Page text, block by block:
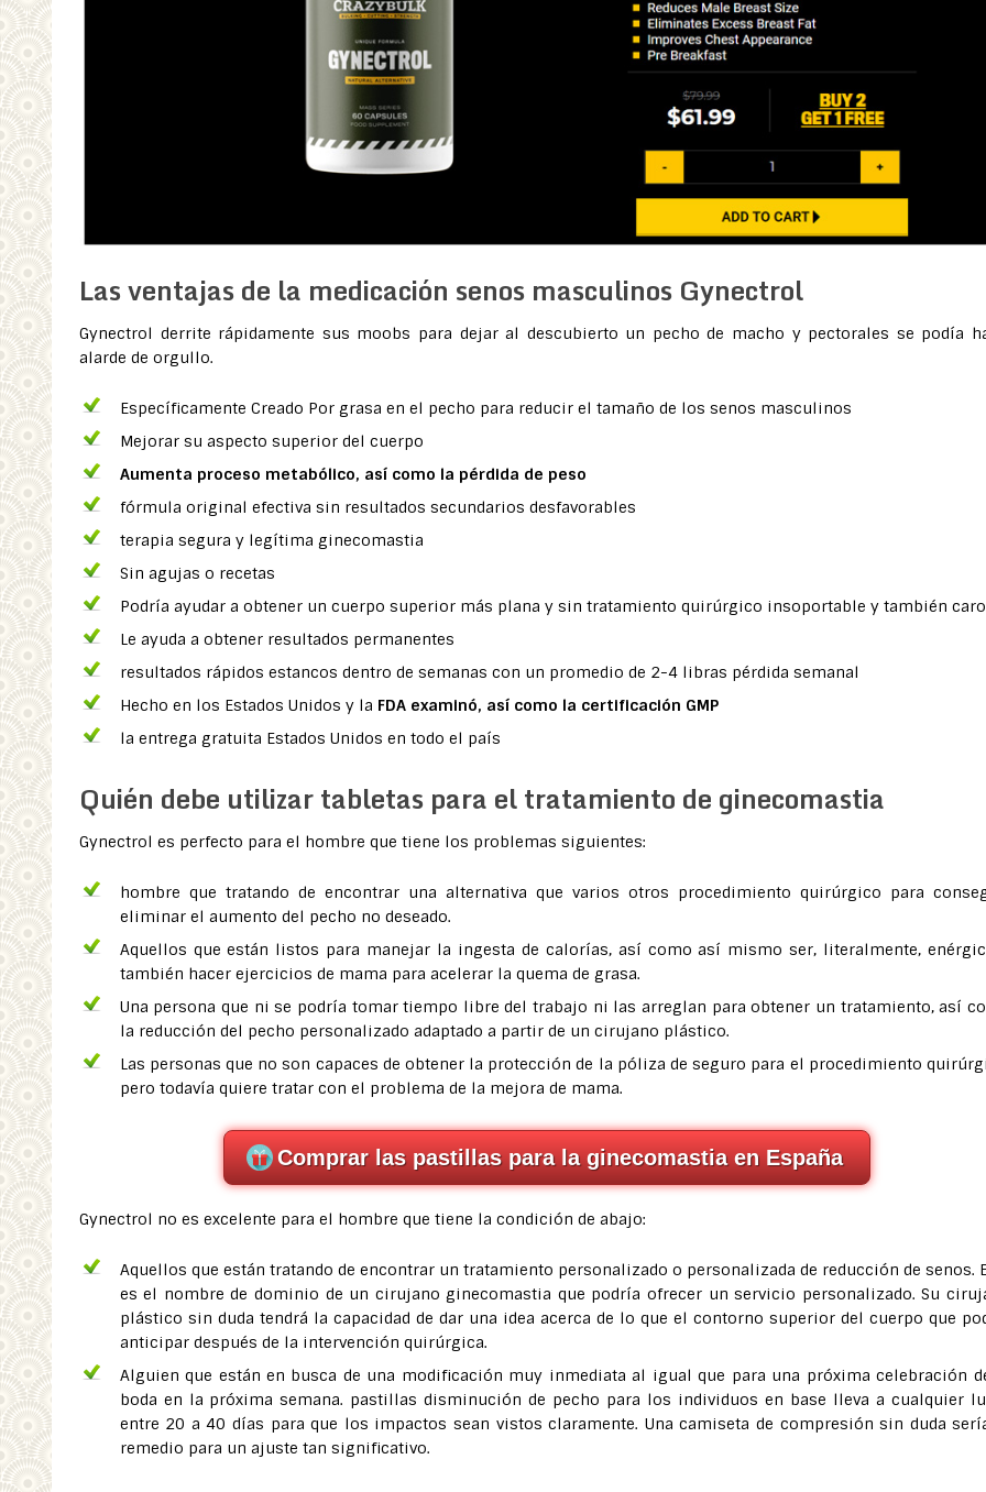
Las ventajas de la medicación senos masculinos Gynectrol
Gynectrol derrite rápidamente sus moobs para dejar al descubierto un pecho de macho y pectorales se podía
alarde de orgullo.
Específicamente Creado Por grasa en el pecho para reducir el tamaño de los senos masculinos
Mejorar su aspecto superior del cuerpo
Aumenta proceso metabólico, así como la pérdida de peso
fórmula original efectiva sin resultados secundarios desfavorables
terapia segura y legítima ginecomastia
Sin agujas o recetas
Podría ayudar a obtener un cuerpo superior más plana y sin tratamiento quirúrgico insoportable y también caro
Le ayuda a obtener resultados permanentes
resultados rápidos estancos dentro de semanas con un promedio de 2-4 libras pérdida semanal
Hecho en los Estados Unidos y la FDA examinó, así como la certificación GMP
la entrega gratuita Estados Unidos en todo el país
Quién debe utilizar tabletas para el tratamiento de ginecomastia
Gynectrol es perfecto para el hombre que tiene los problemas siguientes:
hombre que tratando de encontrar una alternativa que varios otros procedimiento quirúrgico para
eliminar el aumento del pecho no deseado.
Aquellos que están listos para manejar la ingesta de calorías, así como así mismo ser, literalmente,
también hacer ejercicios de mama para acelerar la quema de grasa.
Una persona que ni se podría tomar tiempo libre del trabajo ni las arreglan para obtener un tratamiento, así
la reducción del pecho personalizado adaptado a partir de un cirujano plástico.
Las personas que no son capaces de obtener la protección de la póliza de seguro para el procedimiento
pero todavía quiere tratar con el problema de la mejora de mama.
Comprar las pastillas para la ginecomastia en España
Gynectrol no es excelente para el hombre que tiene la condición de abajo:
Aquellos que están tratando de encontrar un tratamiento personalizado o personalizada de reducción de senos.
es el nombre de dominio de un cirujano ginecomastia que podría ofrecer un servicio personalizado. Su
plástico sin duda tendrá la capacidad de dar una idea acerca de lo que el contorno superior del cuerpo que
anticipar después de la intervención quirúrgica.
Alguien que están en busca de una modificación muy inmediata al igual que para una próxima celebración
boda en la próxima semana. pastillas disminución de pecho para los individuos en base lleva a cualquier
entre 20 a 40 días para que los impactos sean vistos claramente. Una camiseta de compresión sin duda
remedio para un ajuste tan significativo.